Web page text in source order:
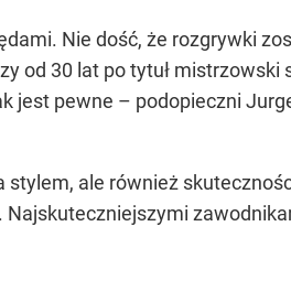
Nie dość, że rozgrywki
30 lat po tytuł mistrzowski
jest pewne – podopieczni
stylem, ale również